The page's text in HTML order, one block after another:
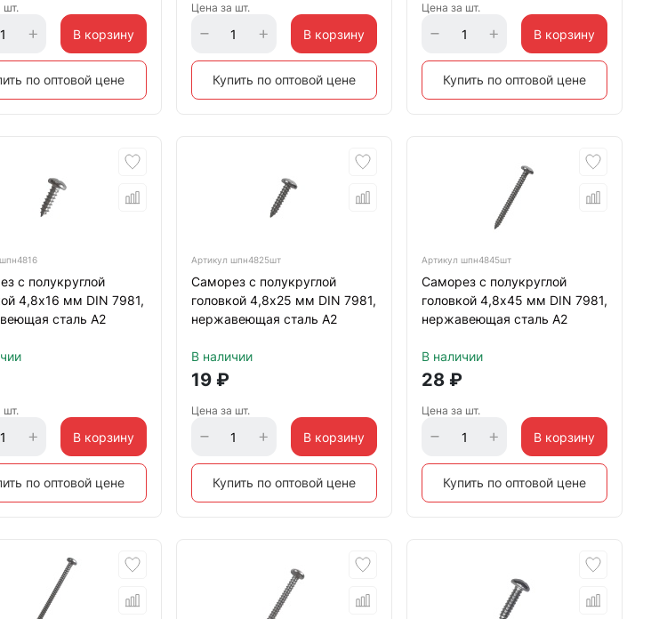
шт.
В корзину
по оптовой цене
Цена за шт.
В корзину
Купить по оптовой цене
Цена за шт.
В корзину
Купить по оптовой цене
шпн4816
с полукруглой
4,8х16 мм DIN 7981,
сталь А2
шт.
В корзину
по оптовой цене
Артикул шпн4825шт
Саморез с полукруглой
головкой 4,8х25 мм DIN 7981,
нержавеющая сталь А2
В наличии
19₽
Цена за шт.
В корзину
Купить по оптовой цене
Артикул шпн4845шт
Саморез с полукруглой
головкой 4,8х45 мм DIN 7981,
нержавеющая сталь А2
В наличии
28₽
Цена за шт.
В корзину
Купить по оптовой цене